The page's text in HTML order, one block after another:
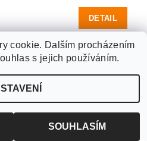
DETAIL
, všechna práva vyhrazena
cookies
cookie. Dalším procházením
s jejich používáním.
SOUHLASÍM